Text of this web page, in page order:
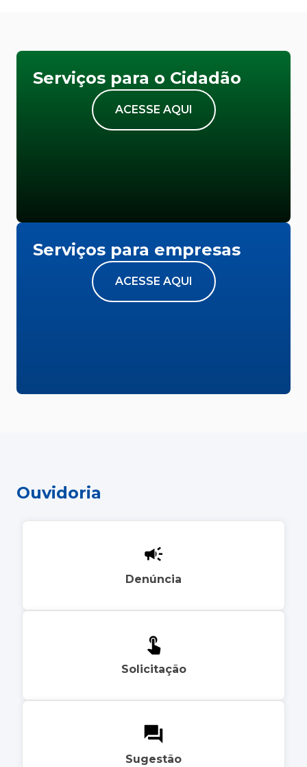
Serviços para o Cidadão
ACESSE AQUI
Serviços para empresas
ACESSE AQUI
Ouvidoria
Denúncia
Solicitação
Sugestão